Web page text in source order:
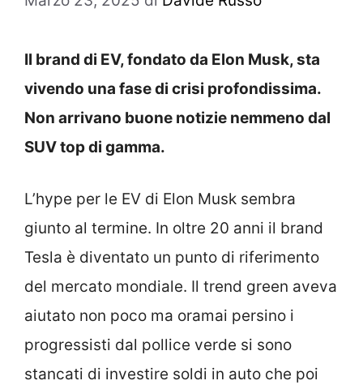
Il brand di EV, fondato da Elon Musk, sta
vivendo una fase di crisi profondissima.
Non arrivano buone notizie nemmeno dal
SUV top di gamma.
L’hype per le EV di Elon Musk sembra
giunto al termine. In oltre 20 anni il brand
Tesla è diventato un punto di riferimento
del mercato mondiale. Il trend green aveva
aiutato non poco ma oramai persino i
progressisti dal pollice verde si sono
stancati di investire soldi in auto che poi